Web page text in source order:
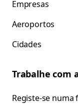
Empresas
Aeroportos
Cidades
Trabalhe com
Registe-se